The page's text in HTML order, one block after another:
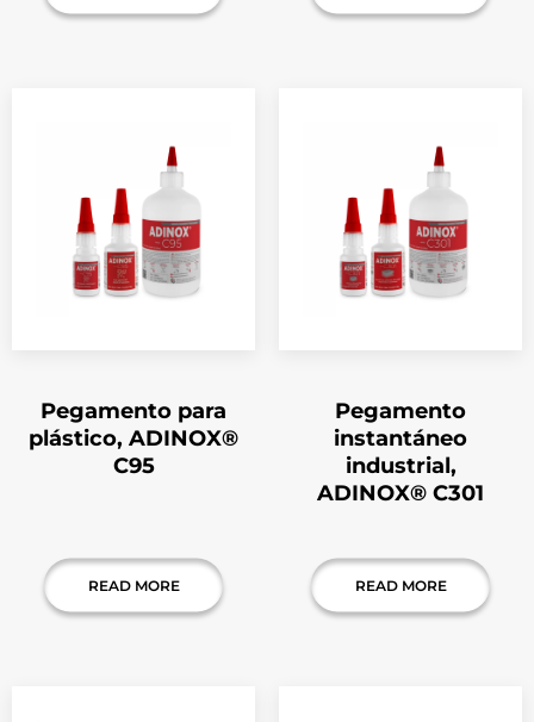
Pegamento para
plástico, ADINOX®
C95
READ MORE
Pegamento
instantáneo
industrial,
ADINOX® C301
READ MORE